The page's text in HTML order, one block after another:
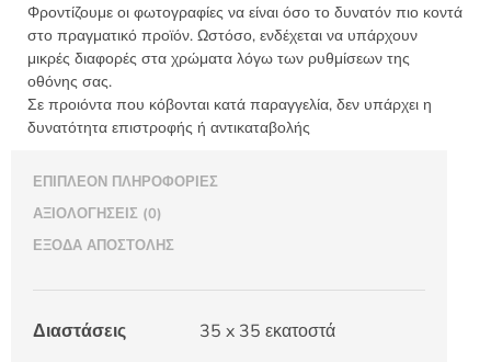
01.161
Gobelin
ποσότητα
Φροντίζουμε οι φωτογραφίες να είναι όσο το δυνατόν πιο κοντά
στο πραγματικό προϊόν. Ωστόσο, ενδέχεται να υπάρχουν
μικρές διαφορές στα χρώματα λόγω των ρυθμίσεων της
οθόνης σας.
Σε προιόντα που κόβονται κατά παραγγελία, δεν υπάρχει η
δυνατότητα επιστροφής ή αντικαταβολής
ΕΠΙΠΛΈΟΝ ΠΛΗΡΟΦΟΡΊΕΣ
ΑΞΙΟΛΟΓΉΣΕΙΣ (0)
ΈΞΟΔΑ ΑΠΟΣΤΟΛΉΣ
Διαστάσεις 35 x 35 εκατοστά